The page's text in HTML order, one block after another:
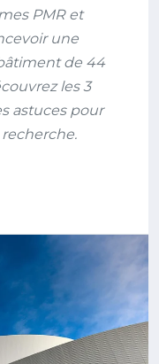
PMR et
une
de 44
les 3
astuces pour